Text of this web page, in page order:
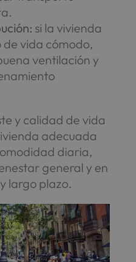
si la vivienda
de vida cómodo,
ventilación y
y calidad de vida
adecuada
diaria,
general y en
largo plazo.